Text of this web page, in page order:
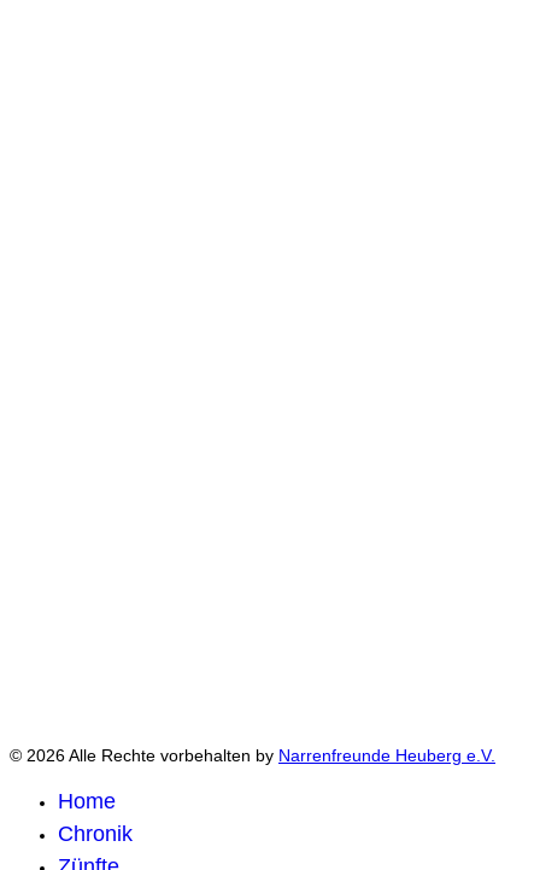
© 2026 Alle Rechte vorbehalten by Narrenfreunde Heuberg e.V.
Home
Chronik